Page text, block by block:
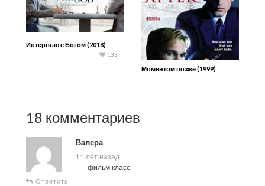
Интервью с Богом (2018)
133
Моментом позже (1999)
18 комментариев
Валера
11 лет назад
фильм класс.
Ответить